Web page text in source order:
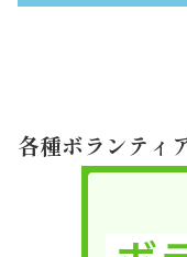
各種ボランティ